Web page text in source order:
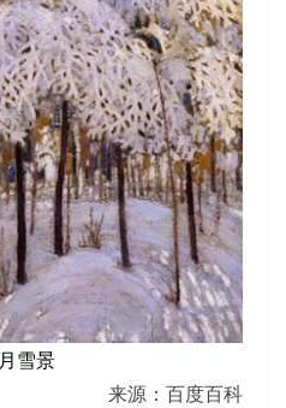
雪景
来源：百度百科